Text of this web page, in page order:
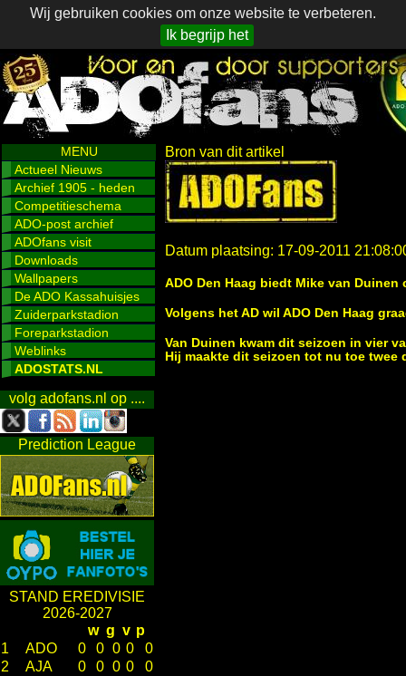
Wij gebruiken cookies om onze website te verbeteren.
Ik begrijp het
MENU
Actueel Nieuws
Archief 1905 - heden
Competitieschema
ADO-post archief
ADOfans visit
Downloads
Wallpapers
De ADO Kassahuisjes
Zuiderparkstadion
Foreparkstadion
Weblinks
ADOSTATS.NL
volg adofans.nl op ....
Prediction League
STAND EREDIVISIE
2026-2027
w g v p
1
ADO 0 0 0 0
0
2
AJA 0 0 0 0
0
Bron van dit artikel
Datum plaatsing: 17-09-2011
ADO Den Haag biedt Mike van Duinen
Volgens het AD wil ADO Den Haag
Van Duinen kwam dit seizoen in vier
Hij maakte dit seizoen tot nu toe twee